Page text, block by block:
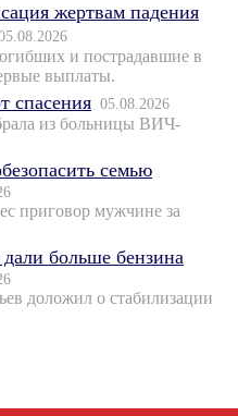
жертвам падения
и пострадавшие в
выплаты.
спасения 05.08.2026
из больницы ВИЧ-
семью
приговор мужчине за
больше бензина
доложил о стабилизации